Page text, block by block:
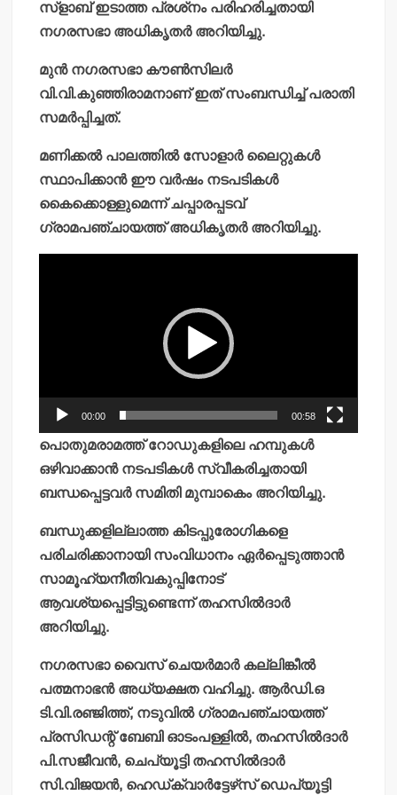
സ്‌ളാബ് ഇടാത്ത പ്രശ്‌നം പരിഹരിച്ചതായി
നഗരസഭാ അധികൃതര്‍ അറിയിച്ചു.
മുന്‍ നഗരസഭാ കൗണ്‍സിലര്‍
വി.വി.കുഞ്ഞിരാമനാണ് ഇത് സംബന്ധിച്ച് പരാതി
സമര്‍പ്പിച്ചത്.
മണിക്കല്‍ പാലത്തില്‍ സോളാര്‍ ലൈറ്റുകള്‍
സ്ഥാപിക്കാന്‍ ഈ വര്‍ഷം നടപടികള്‍
കൈക്കൊള്ളുമെന്ന് ചപ്പാരപ്പടവ്
ഗ്രാമപഞ്ചായത്ത് അധികൃതര്‍ അറിയിച്ചു.
00:00 00:58
പൊതുമരാമത്ത് റോഡുകളിലെ ഹമ്പുകള്‍
ഒഴിവാക്കാന്‍ നടപടികള്‍ സ്വീകരിച്ചതായി
ബന്ധപ്പെട്ടവര്‍ സമിതി മുമ്പാകെം അറിയിച്ചു.
ബന്ധുക്കളില്ലാത്ത കിടപ്പുരോഗികളെ
പരിചരിക്കാനായി സംവിധാനം ഏര്‍പ്പെടുത്താന്‍
സാമൂഹ്യനീതിവകുപ്പിനോട്
ആവശ്യപ്പെട്ടിട്ടുണ്ടെന്ന് തഹസില്‍ദാര്‍
അറിയിച്ചു.
നഗരസഭാ വൈസ് ചെയര്‍മാര്‍ കല്ലിങ്കീല്‍
പത്മനാഭന്‍ അധ്യക്ഷത വഹിച്ചു. ആര്‍ഡി.ഒ
ടി.വി.രഞ്ജിത്ത്, നടുവില്‍ ഗ്രാമപഞ്ചായത്ത്
പ്രസിഡന്റ് ബേബി ഓടംപള്ളില്‍, തഹസില്‍ദാര്‍
പി.സജീവന്‍, ചെപ്യൂട്ടി തഹസില്‍ദാര്‍
സി.വിജയന്‍, ഹെഡ്ക്വാര്‍ട്ടേഴ്‌സ് ഡെപ്യൂട്ടി